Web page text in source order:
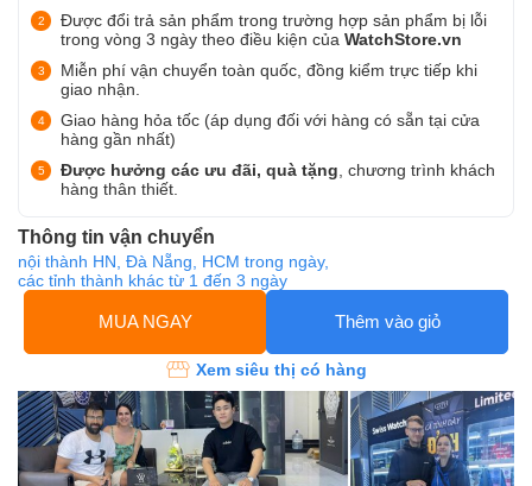
Được đổi trả sản phẩm trong trường hợp sản phẩm bị lỗi
trong vòng 3 ngày theo điều kiện của WatchStore.vn
Miễn phí vận chuyển toàn quốc, đồng kiểm trực tiếp khi
giao nhận.
Giao hàng hỏa tốc (áp dụng đối với hàng có sẵn tại cửa
hàng gần nhất)
Được hưởng các ưu đãi, quà tặng , chương trình khách
hàng thân thiết.
Thông tin vận chuyển
nội thành HN, Đà Nẵng, HCM trong ngày,
các tỉnh thành khác từ 1 đến 3 ngày
MUA NGAY Thêm vào giỏ
Xem siêu thị có hàng